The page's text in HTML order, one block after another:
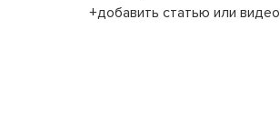
+добавить статью или видео